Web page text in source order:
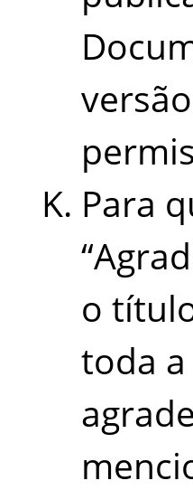
Para
“
o
toda